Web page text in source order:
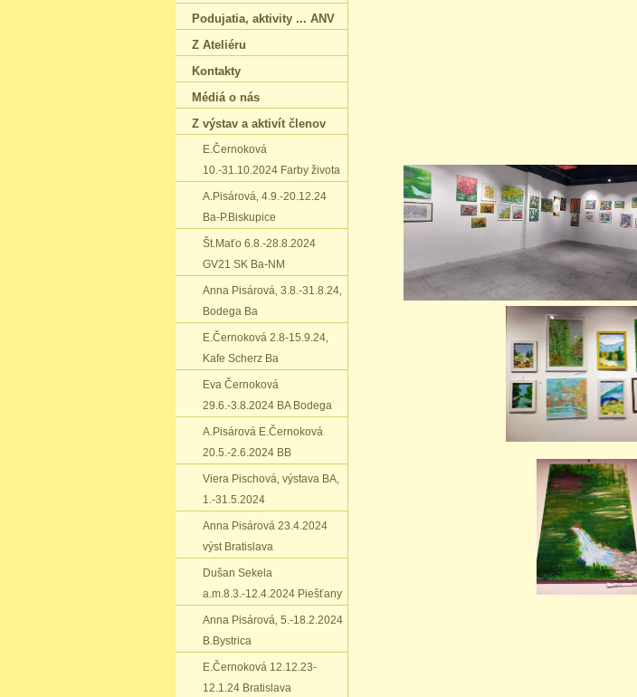
Podujatia‚ aktivity ... ANV
Z Ateliéru
Kontakty
Médiá o nás
Z výstav a aktivít členov
E.Černoková
10.-31.10.2024 Farby života
A.Pisárová‚ 4.9.-20.12.24
Ba-P.Biskupice
Št.Maťo 6.8.-28.8.2024
GV21 SK Ba-NM
Anna Pisárová‚ 3.8.-31.8.24‚
Bodega Ba
E.Černoková 2.8-15.9.24‚
Kafe Scherz Ba
Eva Černoková
29.6.-3.8.2024 BA Bodega
A.Pisárová E.Černoková
20.5.-2.6.2024 BB
Viera Pischová‚ výstava BA‚
1.-31.5.2024
Anna Pisárová 23.4.2024
výst Bratislava
Dušan Sekela
a.m.8.3.-12.4.2024 Piešťany
Anna Pisárová‚ 5.-18.2.2024
B.Bystrica
E.Černoková 12.12.23-
12.1.24 Bratislava